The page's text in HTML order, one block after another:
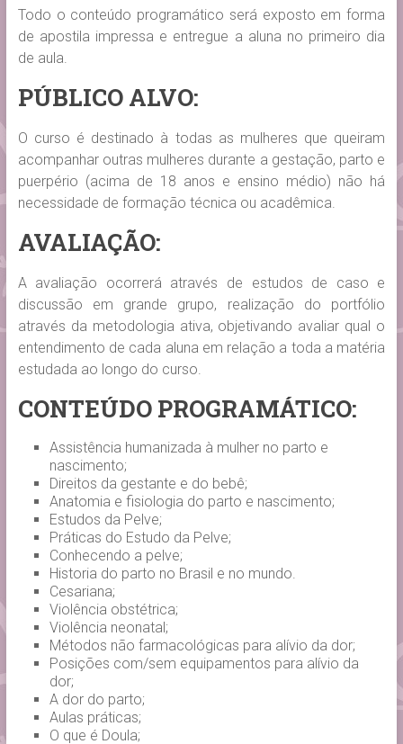
Todo o conteúdo programático será exposto em forma
de apostila impressa e entregue a aluna no primeiro dia
de aula.
PÚBLICO ALVO:
O curso é destinado à todas as mulheres que queiram
acompanhar outras mulheres durante a gestação, parto e
puerpério (acima de 18 anos e ensino médio) não há
necessidade de formação técnica ou acadêmica.
AVALIAÇÃO:
A avaliação ocorrerá através de estudos de caso e
discussão em grande grupo, realização do portfólio
através da metodologia ativa, objetivando avaliar qual o
entendimento de cada aluna em relação a toda a matéria
estudada ao longo do curso.
CONTEÚDO PROGRAMÁTICO:
Assistência humanizada à mulher no parto e
nascimento;
Direitos da gestante e do bebê;
Anatomia e fisiologia do parto e nascimento;
Estudos da Pelve;
Práticas do Estudo da Pelve;
Conhecendo a pelve;
Historia do parto no Brasil e no mundo.
Cesariana;
Violência obstétrica;
Violência neonatal;
Métodos não farmacológicas para alívio da dor;
Posições com/sem equipamentos para alívio da
dor;
A dor do parto;
Aulas práticas;
O que é Doula;